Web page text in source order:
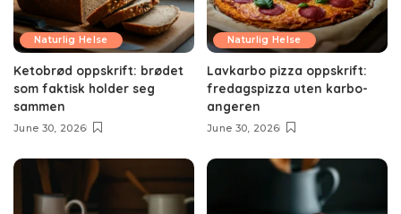
Naturlig Helse
Ketobrød oppskrift: brødet
som faktisk holder seg
sammen
June 30, 2026
Naturlig Helse
Lavkarbo pizza oppskrift:
fredagspizza uten karbo-
angeren
June 30, 2026